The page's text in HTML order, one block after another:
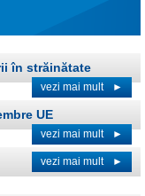
în străinătate
vezi mai mult ►
UE
vezi mai mult ►
vezi mai mult ►